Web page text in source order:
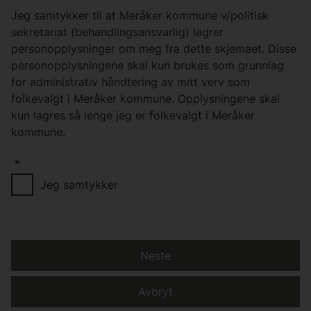
Jeg samtykker til at Meråker kommune v/politisk
sekretariat (behandlingsansvarlig) lagrer
personopplysninger om meg fra dette skjemaet. Disse
personopplysningene skal kun brukes som grunnlag
for administrativ håndtering av mitt verv som
folkevalgt i Meråker kommune. Opplysningene skal
kun lagres så lenge jeg er folkevalgt i Meråker
kommune.
*
Jeg samtykker
Avbryt
Neste